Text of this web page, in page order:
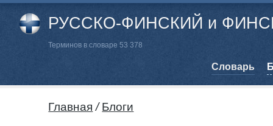
РУССКО-ФИНСКИЙ и
Терминов в словаре 53 378
Cловарь
Главная / Блоги